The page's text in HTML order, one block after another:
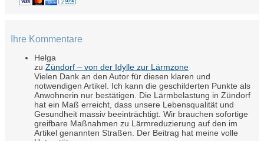
Ihre Kommentare
Helga
zu Zündorf – von der Idylle zur Lärmzone
Vielen Dank an den Autor für diesen klaren und
notwendigen Artikel. Ich kann die geschilderten Punkte als
Anwohnerin nur bestätigen. Die Lärmbelastung in Zündorf
hat ein Maß erreicht, dass unsere Lebensqualität und
Gesundheit massiv beeinträchtigt. Wir brauchen sofortige
greifbare Maßnahmen zu Lärmreduzierung auf den im
Artikel genannten Straßen. Der Beitrag hat meine volle